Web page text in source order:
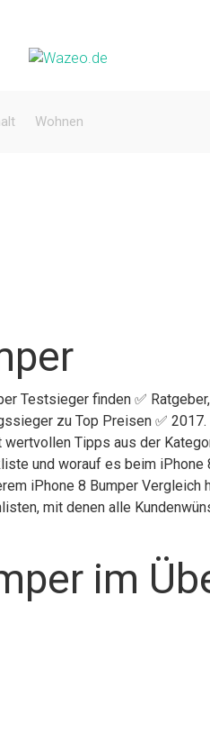
Wohnen
Testsieger finden ✅
zu Top Preisen ✅
Tipps aus der
und worauf es beim
iPhone 8 Bumper
mit denen alle
im